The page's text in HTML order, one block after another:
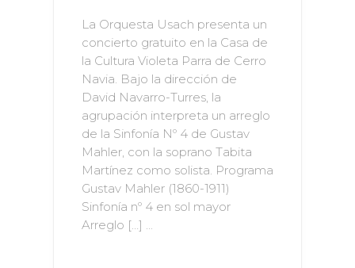
La Orquesta Usach presenta un
concierto gratuito en la Casa de
la Cultura Violeta Parra de Cerro
Navia. Bajo la dirección de
David Navarro-Turres, la
agrupación interpreta un arreglo
de la Sinfonía Nº 4 de Gustav
Mahler, con la soprano Tabita
Martínez como solista. Programa
Gustav Mahler (1860-1911)
Sinfonía nº 4 en sol mayor
Arreglo […] ...